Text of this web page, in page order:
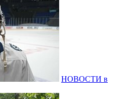
НОВОСТИ в